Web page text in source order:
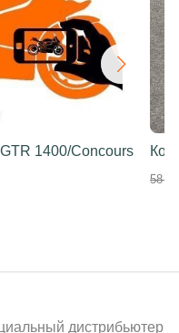
1400/Concours
58
дистрибьютер